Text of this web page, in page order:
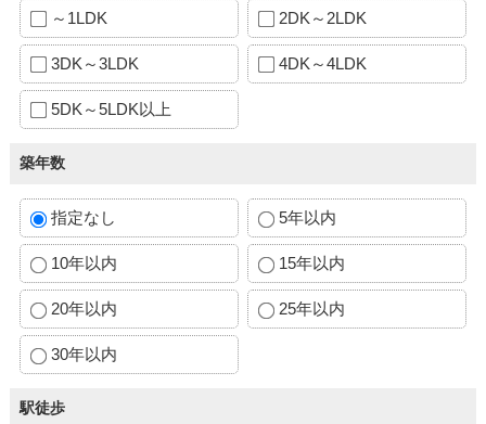
～1LDK 2DK～2LDK
3DK～3LDK 4DK～4LDK
5DK～5LDK以上
築年数
指定なし 5年以内
10年以内 15年以内
20年以内 25年以内
30年以内
駅徒歩